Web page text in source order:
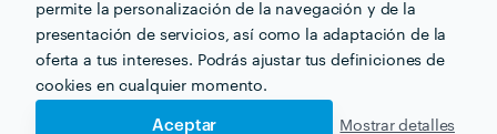
permite la personalización de la navegación y de la
presentación de servicios, así como la adaptación de la
oferta a tus intereses. Podrás ajustar tus definiciones de
cookies en cualquier momento.
Aceptar Mostrar detalles
PORTFOLIO